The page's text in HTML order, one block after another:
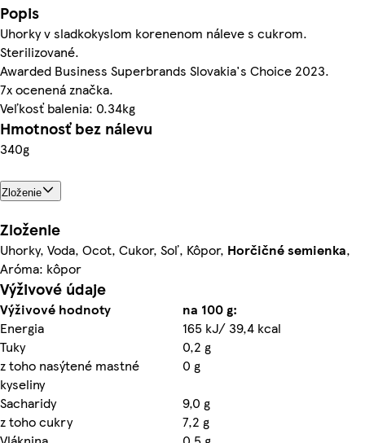
Popis
Uhorky v sladkokyslom korenenom náleve s cukrom.
Sterilizované.
Awarded Business Superbrands Slovakia's Choice 2023.
7x ocenená značka.
Veľkosť balenia: 0.34kg
Hmotnosť bez nálevu
340g
Zloženie
Zloženie
Uhorky, Voda, Ocot, Cukor, Soľ, Kôpor, Horčičné semienka,
Aróma: kôpor
Výživové údaje
Výživové hodnoty
na 100 g:
Energia
165 kJ/ 39,4 kcal
Tuky
0,2 g
z toho nasýtené mastné
kyseliny
0 g
Sacharidy
9,0 g
z toho cukry
7,2 g